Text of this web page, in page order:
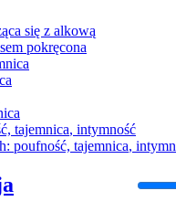
się z alkową
pokręcona
tajemnica, intymność
poufność, tajemnica,